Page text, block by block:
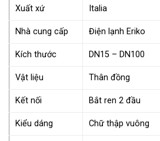
Xuất xứ Italia
Nhà cung cấp Điện lạnh Eriko
Kích thước DN15 – DN100
Vật liệu Thân đồng
Kết nối Bắt ren 2 đầu
Kiểu dáng Chữ thập vuông